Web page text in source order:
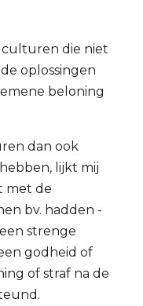
culturen die niet
oplossingen
beloning
dan ook
lijkt mij
met de
bv. hadden -
strenge
godheid of
of straf na de